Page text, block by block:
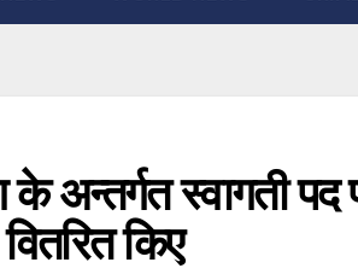
के अन्तर्गत स्वागती
किए